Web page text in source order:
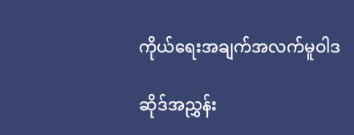
ကိုယ်ရေးအချက်အလက်မူဝါဒ
ဆိုဒ်အညွှန်း